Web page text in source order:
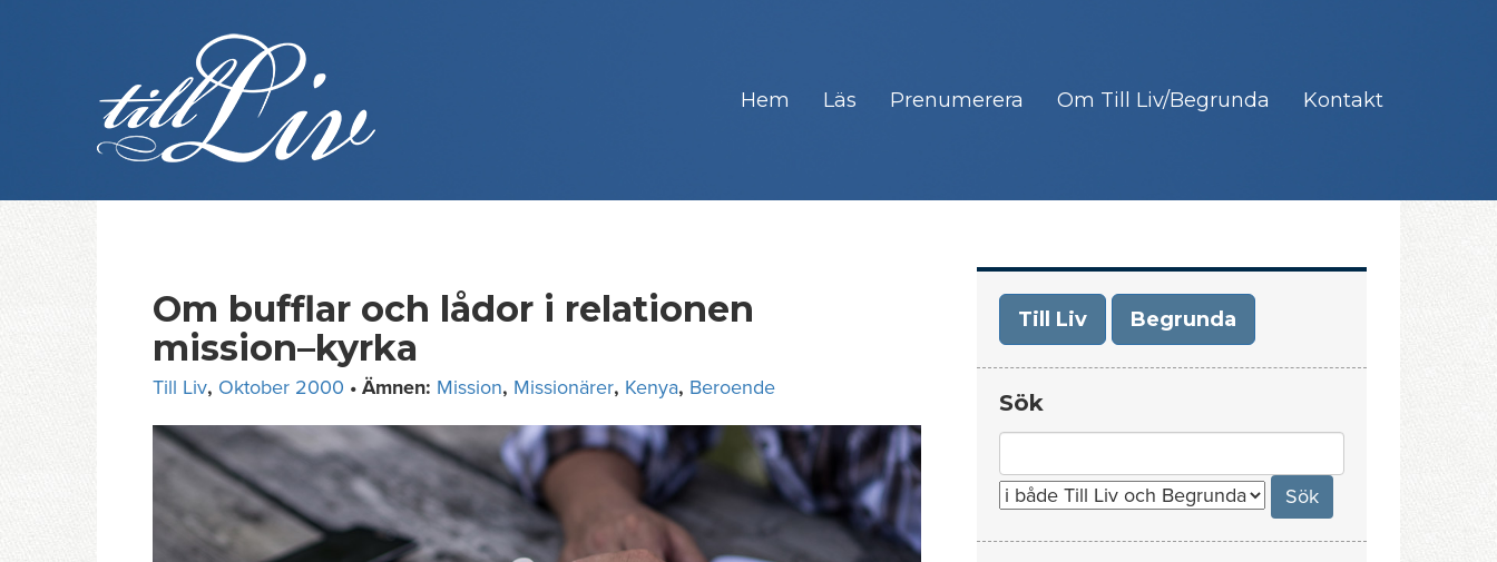
Hem Läs Prenumerera Om Till Liv/Begrunda Kontakt
Om bufflar och lådor i relationen
mission–kyrka
Till Liv, Oktober 2000 • Ämnen: Mission, Missionärer, Kenya, Beroende
Till Liv Begrunda
Sök
for: